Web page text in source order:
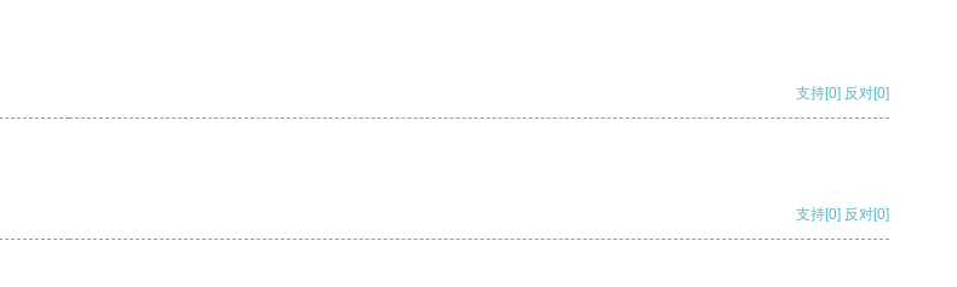
支持[0] 反对[0]
支持[0] 反对[0]